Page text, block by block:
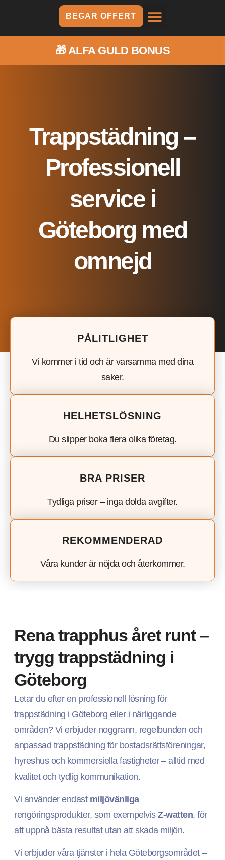
BEGAR OFFERT
🎁ALFA GULD BONUS
Trappstädning –
Professionell
service i
Göteborg med
omnejd
PÅLITLIGHET
Vi kommer i tid och är varsamma med dina
saker.
HELHETSLÖSNING
Du slipper boka flera olika företag.
BRA PRISER
Tydliga priser – inga dolda avgifter.
REKOMMENDERAD
Våra kunder är nöjda och återkommer.
Rena trapphus året runt –
trygg trappstädning i
Göteborg
Letar du efter en professionell lösning för
trappstädning i Göteborg eller i närliggande
områden? Vi erbjuder noggrann, regelbunden och
anpassad trappstädning för bostadsrättsföreningar,
hyreshus och kommersiella fastigheter – alltid med
kvalitet och tydlig kommunikation.
Vi använder endast miljövänliga
rengöringsprodukter, som exempelvisZ-watten, för
att uppnå bästa resultat utan att skada miljön.
Vi erbjuder våra tjänster i hela Göteborgsområdet –